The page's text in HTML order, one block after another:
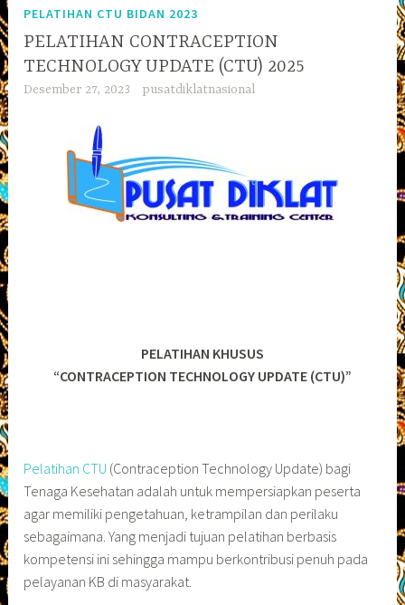
PELATIHAN CTU BIDAN 2023
PELATIHAN CONTRACEPTION
TECHNOLOGY UPDATE (CTU) 2025
Desember 27, 2023 pusatdiklatnasional
PELATIHAN KHUSUS
“CONTRACEPTION TECHNOLOGY UPDATE (CTU)”
Pelatihan CTU (Contraception Technology Update) bagi
Tenaga Kesehatan adalah untuk mempersiapkan peserta
agar memiliki pengetahuan, ketrampilan dan perilaku
sebagaimana. Yang menjadi tujuan pelatihan berbasis
kompetensi ini sehingga mampu berkontribusi penuh pada
pelayanan KB di masyarakat.